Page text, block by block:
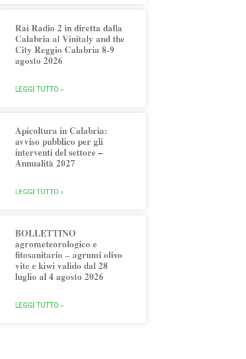
Rai Radio 2 in diretta dalla
Calabria al Vinitaly and the
City Reggio Calabria 8-9
agosto 2026
LEGGI TUTTO »
Apicoltura in Calabria:
avviso pubblico per gli
interventi del settore –
Annualità 2027
LEGGI TUTTO »
BOLLETTINO
agrometeorologico e
fitosanitario – agrumi olivo
vite e kiwi valido dal 28
luglio al 4 agosto 2026
LEGGI TUTTO »